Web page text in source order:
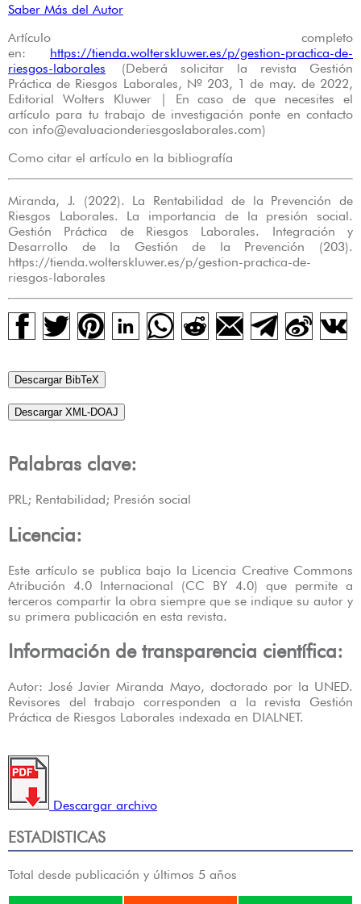
Saber Más del Autor
Artículo completo
en: https://tienda.wolterskluwer.es/p/gestion-practica-de-
riesgos-laborales (Deberá solicitar la revista Gestión
Práctica de Riesgos Laborales, Nº 203, 1 de may. de 2022,
Editorial Wolters Kluwer | En caso de que necesites el
artículo para tu trabajo de investigación ponte en contacto
con info@evaluacionderiesgoslaborales.com)
Como citar el artículo en la bibliografía
Miranda, J. (2022). La Rentabilidad de la Prevención de
Riesgos Laborales. La importancia de la presión social.
Gestión Práctica de Riesgos Laborales. Integración y
Desarrollo de la Gestión de la Prevención (203).
https://tienda.wolterskluwer.es/p/gestion-practica-de-
riesgos-laborales
Descargar BibTeX
Descargar XML-DOAJ
Palabras clave:
PRL; Rentabilidad; Presión social
Licencia:
Este artículo se publica bajo la Licencia Creative Commons
Atribución 4.0 Internacional (CC BY 4.0) que permite a
terceros compartir la obra siempre que se indique su autor y
su primera publicación en esta revista.
Información de transparencia científica:
Autor: José Javier Miranda Mayo, doctorado por la UNED.
Revisores del trabajo corresponden a la revista Gestión
Práctica de Riesgos Laborales indexada en DIALNET.
Descargar archivo
ESTADISTICAS
Total desde publicación y últimos 5 años